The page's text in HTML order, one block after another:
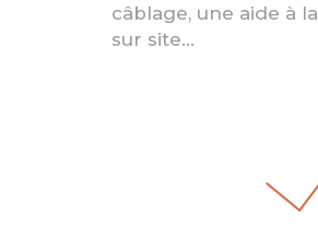
câblage, une aide à
sur site…